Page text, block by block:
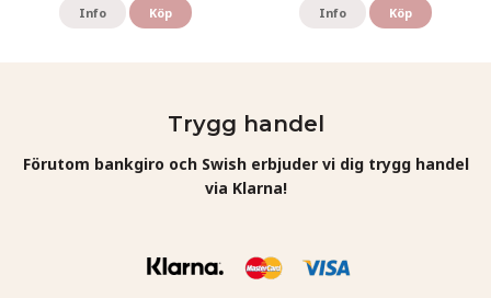
Info Köp Info Köp
Trygg handel
Förutom bankgiro och Swish erbjuder vi dig trygg handel
via Klarna!